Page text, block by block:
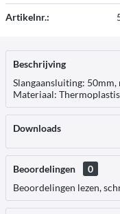
Artikelnr.:
Beschrijving
Slangaansluiting:
Materiaal:
Downloads
Beoordelingen
0
Beoordelingen lezen,